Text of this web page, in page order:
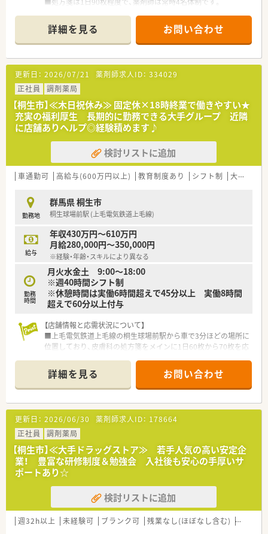
■太田駅から車で15分。車通勤が便利です。
＼こんな法人です／
■地域医療に貢献し、地域の生活者に信頼される薬局を目指して
います。
■全国に約350店舗以上を展開中！成長を続ける企業です。
■最新システムの導入や健康フェアの開催を通じて、
患者さまとのコミュニケーションを大切にしています。
■患者様のＱＯＬ、ＡＤＬを考慮した服薬指導、最新のＩＣＴを
導入した薬歴管理を行っています。そのために最新システムの
導入や健康フェアの開催を通じて、地域に根ざした薬局を作り上
げています。
■在宅取り扱い店舗も全国に広がっており、これから必要とされ
る薬局のために取り組んでいます。
■信頼される薬局であり続けるために、
ます。
＼研修制度／
■入社年数やキャリアに応じた研修制度があります。
基礎からしっかり身につけていける体制が整っています。
■地域と人を結ぶ「健康教室」を開催！
■社外から講師を招き、地域の皆様へ予防医療の講座を実施して
います。
■学会発表と調剤過誤防止研究会も開催しています。
■学会発表は日々の取り組みから奨励。
■調剤過誤防止については「研究会報」として全社共有していま
詳細を見る お問い合わせ
更新日： 2026/07/21 薬剤師求人ID： 334029
正社員
調剤薬局
【桐生市】≪木日祝休み≫ 固定休×18時終業で働きやすい★
充実の福利厚生 長期的に勤務できる大手グループ 近隣
に店舗ありヘルプ◎経験積めます♪
検討リストに追加
車通勤可 高給与(600万円以上) 教育制度あり シフト制 大手チェーン
勤務地
群馬県 桐生市
桐生球場前駅 (上毛電気鉄道上毛線)
給与
年収430万円～610万円
月給280,000円～350,000円
※経験・年齢・スキルにより異なる
勤務
時間
月火水金土 9:00～18:00
※週40時間シフト制
※休憩時間は実働6時間超えで45分以上 実働8時間
超えで60分以上付与
【店舗情報と応需状況について】
■上毛電気鉄道上毛線の桐生球場前駅から車で3分ほどの場所に
位置しており、皮膚科の処方箋をメインに1日60枚から70枚を応
■薬剤師は常勤1名とパート1名の計2名体制で運営されており、
皮膚科専門クリニックの門前として地域に根ざした服薬指導を
行っています。
■近隣2キロ圏内に系列店舗が7店舗存在しているため、急な欠
員時や長期休暇取得の際にも相互にサポートし合える安心の体
制が構築されています。
【勤務実態について】
■平日は18時までの終業となっており、木曜日は固定休のため
週の中日にしっかりと休息を取りながらメリハリをつけて働く
ことが可能です。
■年間休日は120日程度確保されており、有給休暇のほかに夏季
休暇や年末年始休暇、さらにはリフレッシュ休暇制度も完備され
ています。
■産休・育休の取得実績が非常に豊富で、復帰後も子の看護休暇
詳細を見る お問い合わせ
更新日： 2026/06/30 薬剤師求人ID： 178664
正社員
調剤薬局
【桐生市】≪大手ドラッグストア≫ 若手人気の高い安定企
業！ 豊富な研修制度＆勉強会 入社後も安心の手厚いサ
ポートあり☆
検討リストに追加
週32h以上 未経験可 ブランク可 残業なし(ほぼなし含む) 転勤な